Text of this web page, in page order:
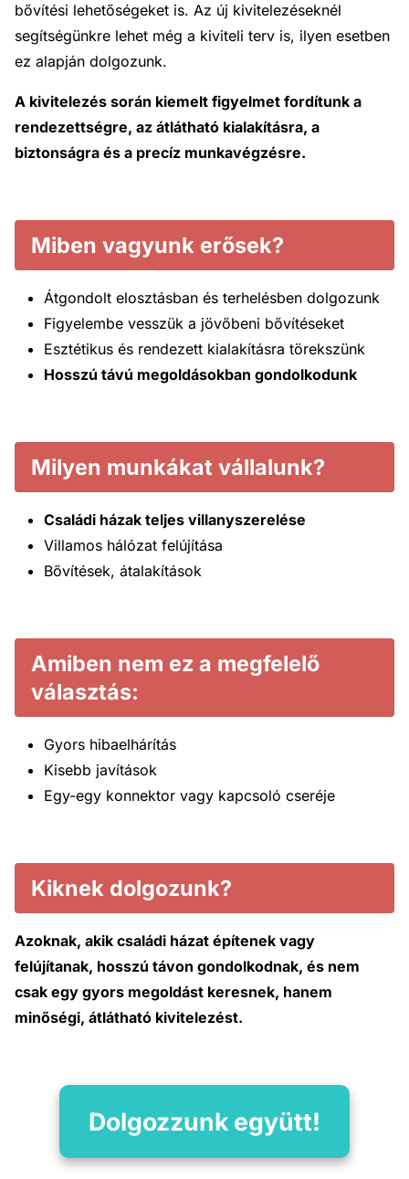
bővítési lehetőségeket is. Az új kivitelezéseknél
segítségünkre lehet még a kiviteli terv is, ilyen esetben
ez alapján dolgozunk.
A kivitelezés során kiemelt figyelmet fordítunk a
rendezettségre, az átlátható kialakításra, a
biztonságra és a precíz munkavégzésre.
Miben vagyunk erősek?
Átgondolt elosztásban és terhelésben dolgozunk
Figyelembe vesszük a jövőbeni bővítéseket
Esztétikus és rendezett kialakításra törekszünk
Hosszú távú megoldásokban gondolkodunk
Milyen munkákat vállalunk?
Családi házak teljes villanyszerelése
Villamos hálózat felújítása
Bővítések, átalakítások
Amiben nem ez a megfelelő
választás:
Gyors hibaelhárítás
Kisebb javítások
Egy-egy konnektor vagy kapcsoló cseréje
Kiknek dolgozunk?
Azoknak, akik családi házat építenek vagy
felújítanak, hosszú távon gondolkodnak, és nem
csak egy gyors megoldást keresnek, hanem
minőségi, átlátható kivitelezést.
Dolgozzunk együtt!